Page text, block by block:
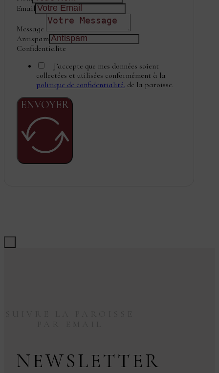
Email
Message
Antispam
Confidentialite
J’accepte que mes données soient
collectées et utilisées conformément à la
politique de confidentialité. de la paroisse.
ENVOYER
NEWSLETTER